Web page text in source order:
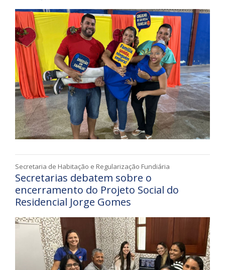
Secretaria de Habitação e Regularização Fundiária
Secretarias debatem sobre o
encerramento do Projeto Social do
Residencial Jorge Gomes